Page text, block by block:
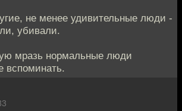
не менее удивительные люди -
убивали.
мразь нормальные люди
вспоминать.